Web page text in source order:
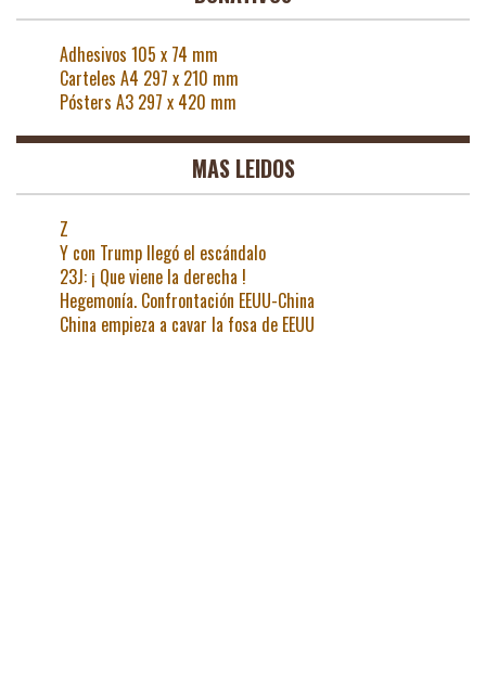
Adhesivos 105 x 74 mm
Carteles A4 297 x 210 mm
Pósters A3 297 x 420 mm
MAS LEIDOS
Z
Y con Trump llegó el escándalo
23J: ¡ Que viene la derecha !
Hegemonía. Confrontación EEUU-China
China empieza a cavar la fosa de EEUU